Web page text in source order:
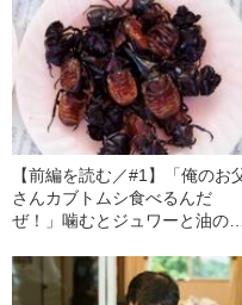
【前編を読む／#1】「俺のお
さんカブトムシ食べるんだ
ぜ！」噛むとジュワーと油のよ
「いちばん不味い昆虫食」